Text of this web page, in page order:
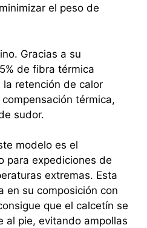
el peso de
Gracias a su
de fibra térmica
retención de calor
térmica,
sudor.
modelo es el
para expediciones de
extremas. Esta
en su composición con
que el calcetín se
al pie, evitando ampollas